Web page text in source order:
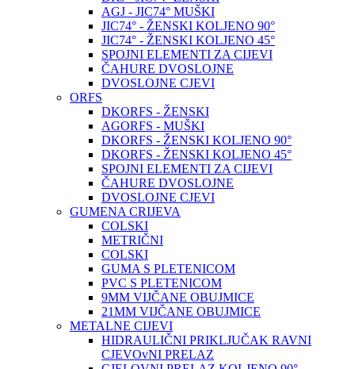
AGJ - JIC74° MUŠKI
JIC74° - ŽENSKI KOLJENO 90°
JIC74° - ŽENSKI KOLJENO 45°
SPOJNI ELEMENTI ZA CIJEVI
ČAHURE DVOSLOJNE
DVOSLOJNE CJEVI
ORFS
DKORFS - ŽENSKI
AGORFS - MUŠKI
DKORFS - ŽENSKI KOLJENO 90°
DKORFS - ŽENSKI KOLJENO 45°
SPOJNI ELEMENTI ZA CIJEVI
ČAHURE DVOSLOJNE
DVOSLOJNE CJEVI
GUMENA CRIJEVA
COLSKI
METRIČNI
COLSKI
GUMA S PLETENICOM
PVC S PLETENICOM
9MM VIJČANE OBUJMICE
21MM VIJČANE OBUJMICE
METALNE CIJEVI
HIDRAULIČNI PRIKLJUČAK RAVNI
CJEVOvNI PRELAZ